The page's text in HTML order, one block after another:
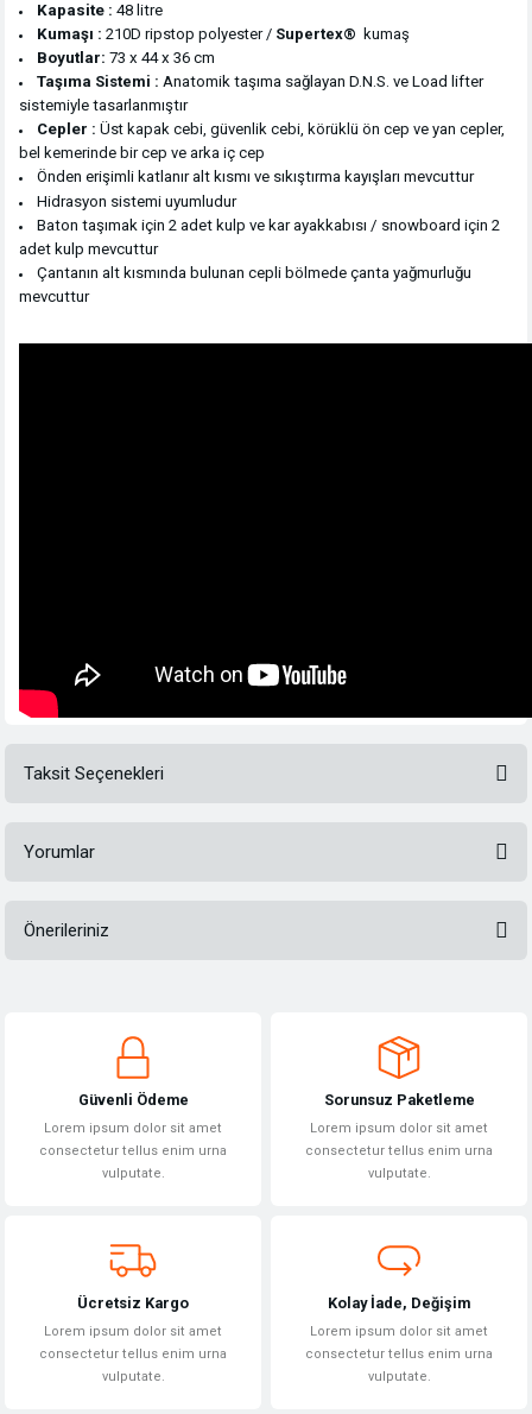
Kapasite : 48 litre
Kumaşı : 210D ripstop polyester / Supertex® kumaş
Boyutlar: 73 x 44 x 36 cm
Taşıma Sistemi : Anatomik taşıma sağlayan D.N.S. ve Load lifter
sistemiyle tasarlanmıştır
Cepler :Üst kapak cebi, güvenlik cebi, körüklü ön cep ve yan cepler,
bel kemerinde bir cep ve arka iç cep
Önden erişimli katlanır alt kısmı ve sıkıştırma kayışları mevcuttur
Hidrasyon sistemi uyumludur
Baton taşımak için 2 adet kulp ve kar ayakkabısı / snowboard için 2
adet kulp mevcuttur
Çantanın alt kısmında bulunan cepli bölmede çanta yağmurluğu
mevcuttur
Taksit Seçenekleri
Yorumlar
Önerileriniz
Görüş ve önerileriniz için teşekkür ederiz.
Ürün açıklamasında eksik bilgiler bulunuyor.
Ürün bilgilerinde hatalar bulunuyor.
Bu ürüne benzer farklı alternatifler olmalı.
Güvenli Ödeme
Lorem ipsum dolor sit amet
consectetur tellus enim urna
vulputate.
Sorunsuz Paketleme
Lorem ipsum dolor sit amet
consectetur tellus enim urna
vulputate.
Ücretsiz Kargo
Lorem ipsum dolor sit amet
consectetur tellus enim urna
vulputate.
Kolay İade, Değişim
Lorem ipsum dolor sit amet
consectetur tellus enim urna
vulputate.